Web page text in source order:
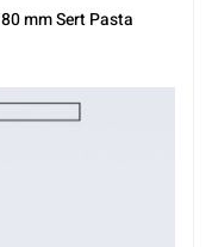
Rupes,Setler ,Setler